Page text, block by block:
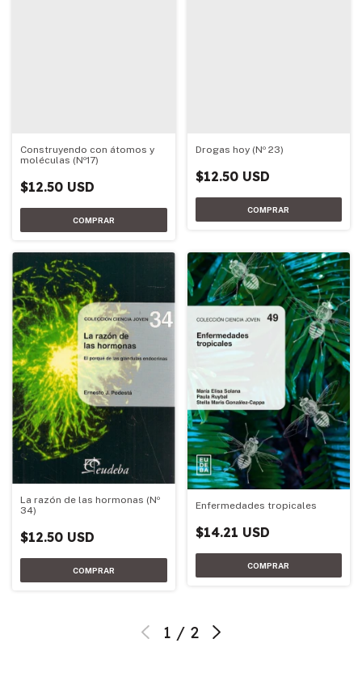
Construyendo con átomos y
moléculas (Nº17)
$12.50 USD
Drogas hoy (Nº 23)
$12.50 USD
La razón de las hormonas (Nº
34)
$12.50 USD
Enfermedades tropicales
$14.21 USD
1 / 2